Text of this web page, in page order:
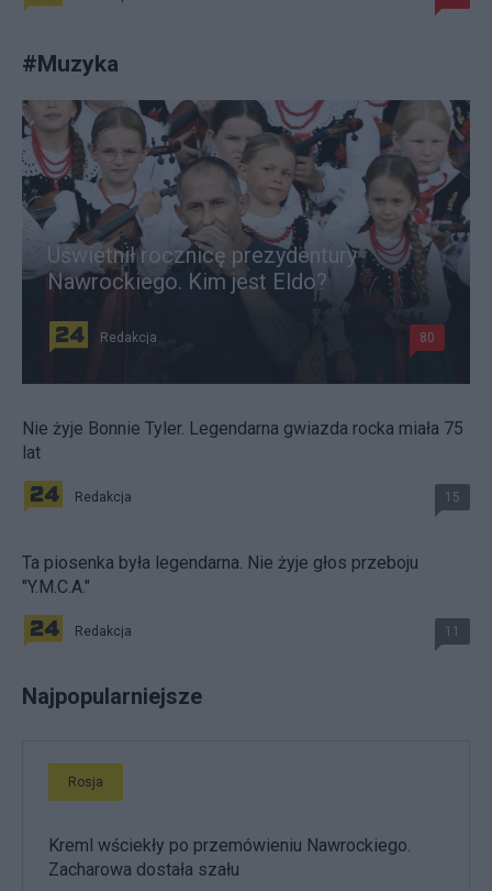
#Muzyka
Uświetnił rocznicę prezydentury
Nawrockiego. Kim jest Eldo?
Redakcja 80
Nie żyje Bonnie Tyler. Legendarna gwiazda rocka miała 75
lat
Redakcja 15
Ta piosenka była legendarna. Nie żyje głos przeboju
"Y.M.C.A."
Redakcja 11
Najpopularniejsze
Rosja
Kreml wściekły po przemówieniu Nawrockiego.
Zacharowa dostała szału